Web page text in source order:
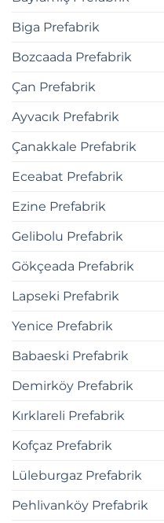
Biga Prefabrik
Bozcaada Prefabrik
Çan Prefabrik
Ayvacık Prefabrik
Çanakkale Prefabrik
Eceabat Prefabrik
Ezine Prefabrik
Gelibolu Prefabrik
Gökçeada Prefabrik
Lapseki Prefabrik
Yenice Prefabrik
Babaeski Prefabrik
Demirköy Prefabrik
Kırklareli Prefabrik
Kofçaz Prefabrik
Lüleburgaz Prefabrik
Pehlivanköy Prefabrik